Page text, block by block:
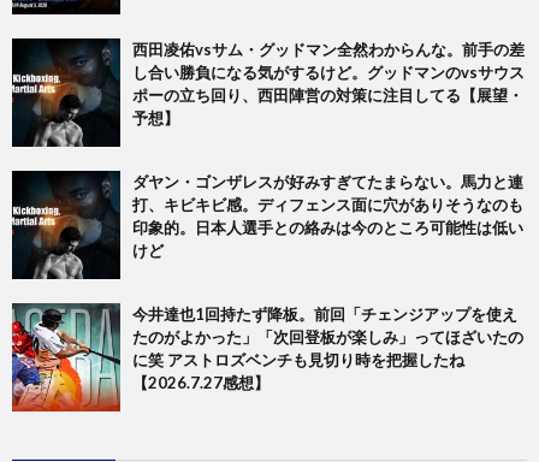
西田凌佑vsサム・グッドマン全然わからんな。前手の差
し合い勝負になる気がするけど。グッドマンのvsサウス
ポーの立ち回り、西田陣営の対策に注目してる【展望・
予想】
ダヤン・ゴンザレスが好みすぎてたまらない。馬力と連
打、キビキビ感。ディフェンス面に穴がありそうなのも
印象的。日本人選手との絡みは今のところ可能性は低い
けど
今井達也1回持たず降板。前回「チェンジアップを使え
たのがよかった」「次回登板が楽しみ」ってほざいたの
に笑 アストロズベンチも見切り時を把握したね
【2026.7.27感想】